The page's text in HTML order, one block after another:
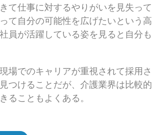
て仕事に対するやりがいを見失っ
て自分の可能性を広げたいという
員が活躍している姿を見ると自分
場でのキャリアが重視されて採用
つけることだが、介護業界は比較
ることもよくある。